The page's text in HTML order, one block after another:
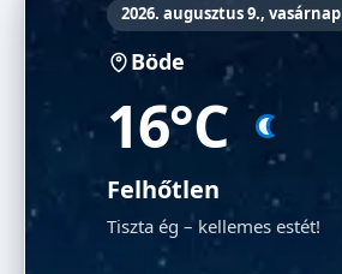
2026. augusztus 9., vasárnap
Böde
16°C
Felhőtlen
Tiszta ég – kellemes estét!